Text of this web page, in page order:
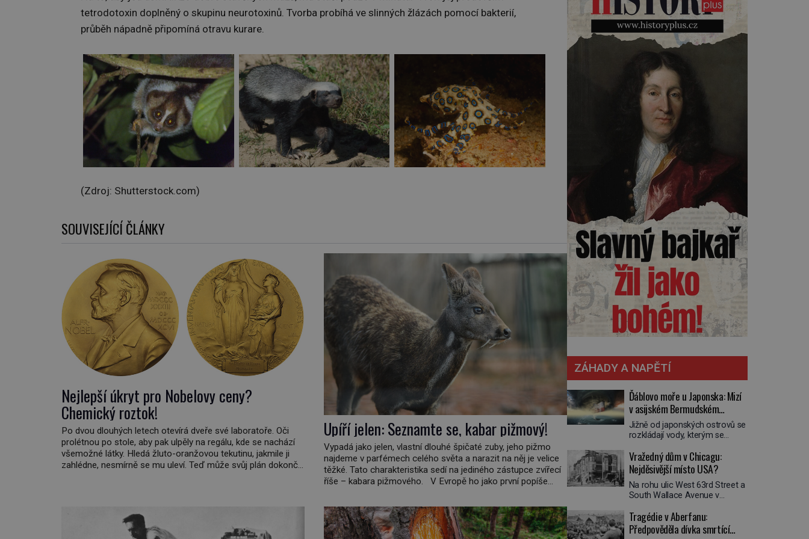
tetrodotoxin doplněný o skupinu neurotoxinů. Tvorba probíhá ve slinných žlázách pomocí bakterií,
průběh nápadně připomíná otravu kurare.
(Zdroj: Shutterstock.com)
SOUVISEJÍCÍ ČLÁNKY
Nejlepší úkryt pro Nobelovy ceny?
Chemický roztok!
Po dvou dlouhých letech otevírá dveře své laboratoře. Oči
prolétnou po stole, aby pak ulpěly na regálu, kde se nachází
všemožné látky. Hledá žluto-oranžovou tekutinu, jakmile ji
zahlédne, nesmírně se mu uleví. Teď může svůj plán dokončit.
Upíří jelen: Seznamte se, kabar pižmový!
Vypadá jako jelen, vlastní dlouhé špičaté zuby, jeho pižmo
najdeme v parfémech celého světa a narazit na něj je velice
těžké. Tato charakteristika sedí na jediného zástupce zvířecí
říše – kabara pižmového. V Evropě ho jako první popíše
ví už celá staletí. Zvíře připomíná jelena, v kohoutku dosahuje
[…]
Kearnsovým zlepšovákem.
Začíná spor, kterému génius
obětuje vše – čas, rodinu i sám
sebe. Američan Robert William
Kearns (1927–2005), který
během vlastní svatby přijde […]
ZÁHADY A NAPĚTÍ
Ďáblovo moře u Japonska: Mizí
v asijském Bermudském
trojúhelníku lodě ve spárech
neznámé síly?
Jižně od japonských ostrovů se
rozkládají vody, kterým se
se o lodích mizejících beze
stopy, podivných světlech,
zrádných proudech i mořských
dracích, kteří měli tyto končiny
střežit už v dávných legendách.
trojúhelník skutečně prokletým
místem, nebo se zde jen
Vražedný dům v Chicagu:
Nejděsivější místo USA?
Na rohu ulic West 63rd Street a
South Wallace Avenue v
Nemá žádný speciální nápis ani
pamětní desku. A přesto prý
místní zaměstnanci neradi
Tragédie v Aberfanu:
Předpověděla dívka smrtící